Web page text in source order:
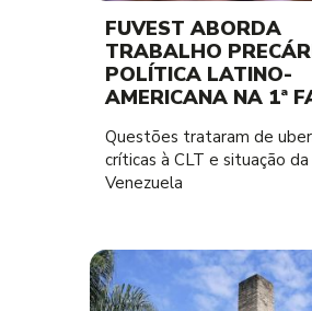
FUVEST ABORDA
TRABALHO
POLÍTICA LATINO-
AMERICANA NA 1ª
Questões trataram de
críticas à CLT e situação da
Venezuela